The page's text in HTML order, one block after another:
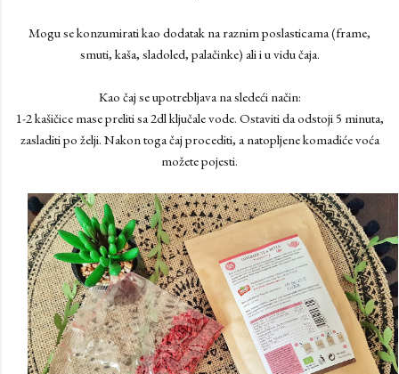
Mogu se konzumirati kao dodatak na raznim poslasticama (frame,
smuti, kaša, sladoled, palačinke) ali i u vidu čaja.
Kao čaj se upotrebljava na sledeći način:
1-2 kašičice mase preliti sa 2dl ključale vode. Ostaviti da odstoji 5 minuta,
zasladiti po želji. Nakon toga čaj procediti, a natopljene komadiće voća
možete pojesti.